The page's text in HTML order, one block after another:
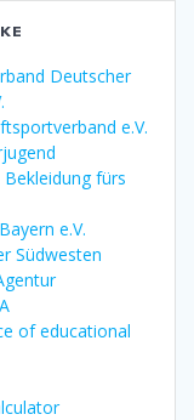
Deutscher
e.V.
fürs
e.V.
Südwesten
of educational